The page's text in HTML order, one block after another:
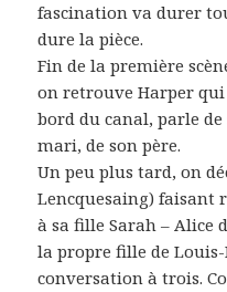
fascination va durer
dure la pièce.
Fin de la première
on retrouve Harper
bord du canal, parle
mari, de son père.
Un peu plus tard, on
Lencquesaing) faisant
à sa fille Sarah – Alice
la propre fille de Louis-
conversation à trois.